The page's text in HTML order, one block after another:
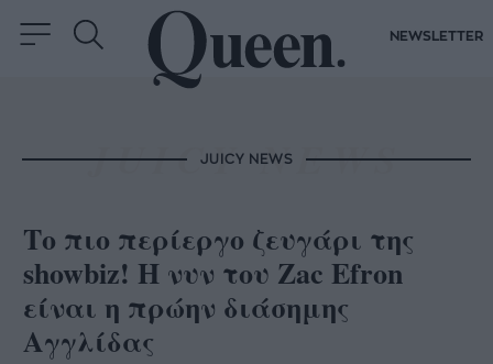
NEWSLETTER
JUICY NEWS
Το πιο περίεργο ζευγάρι της
showbiz! Η νυν του Zac Efron
είναι η πρώην διάσημης
Αγγλίδας